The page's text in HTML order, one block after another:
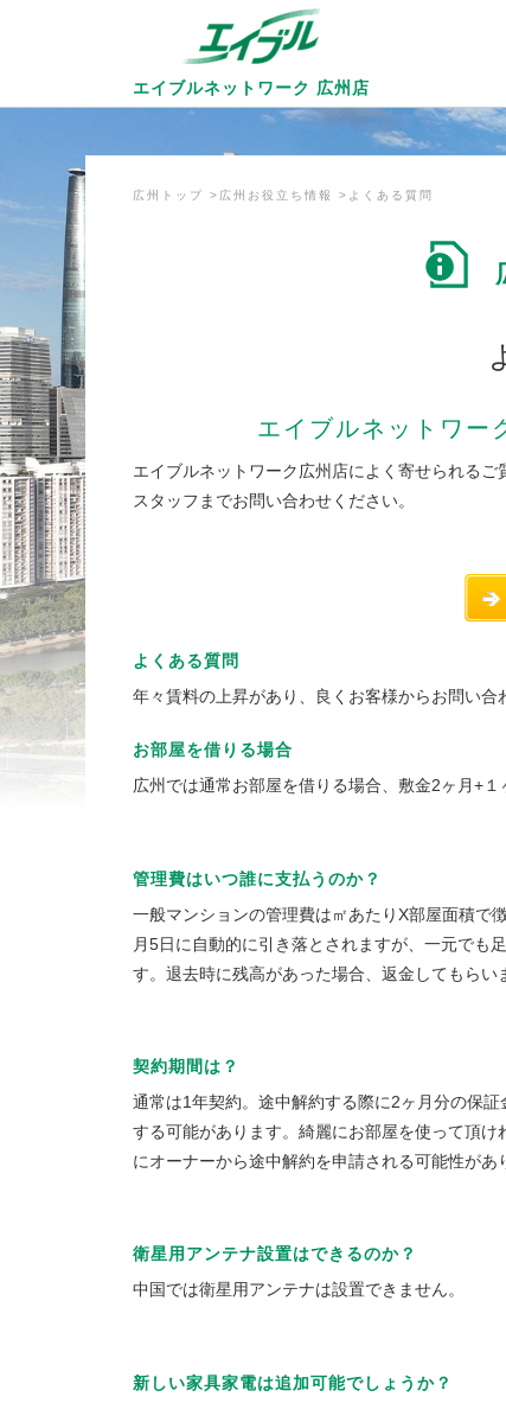
エイブルネットワーク 広州店
広州トップ 広州お役立ち情報 よくある質問
エイブルネットワー
エイブルネットワーク広州店によく寄せられる
スタッフまでお問い合わせください。
よくある質問
年々賃料の上昇があり、良くお客様からお問い合
お部屋を借りる場合
広州では通常お部屋を借りる場合、敷金2ヶ月+
管理費はいつ誰に支払うのか？
一般マンションの管理費は㎡あたりX部屋面積で
月5日に自動的に引き落とされますが、一元でも
す。退去時に残高があった場合、返金してもらい
契約期間は？
通常は1年契約。途中解約する際に2ヶ月分の保
する可能があります。綺麗にお部屋を使って頂
にオーナーから途中解約を申請される可能性があ
衛星用アンテナ設置はできるのか？
中国では衛星用アンテナは設置できません。
新しい家具家電は追加可能でしょうか？